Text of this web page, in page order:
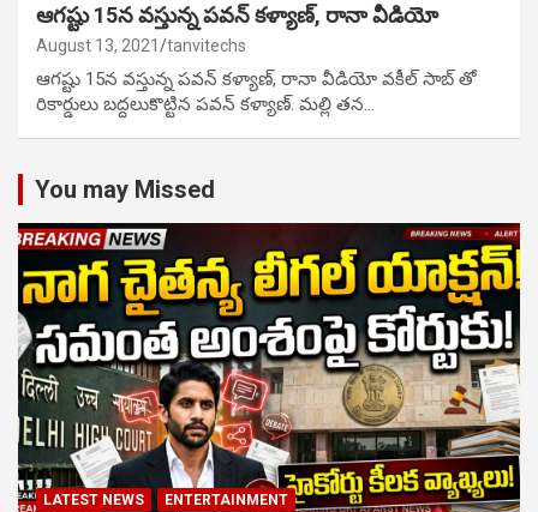
ఆగష్టు 15న వస్తున్న పవన్ కళ్యాణ్, రానా వీడియో
August 13, 2021 tanvitechs
ఆగష్టు 15న వస్తున్న పవన్ కళ్యాణ్, రానా వీడియో వకీల్ సాబ్ తో
రికార్డులు బద్దలుకొట్టిన పవన్ కళ్యాణ్. మల్లి తన…
You may Missed
LATEST NEWS ENTERTAINMENT